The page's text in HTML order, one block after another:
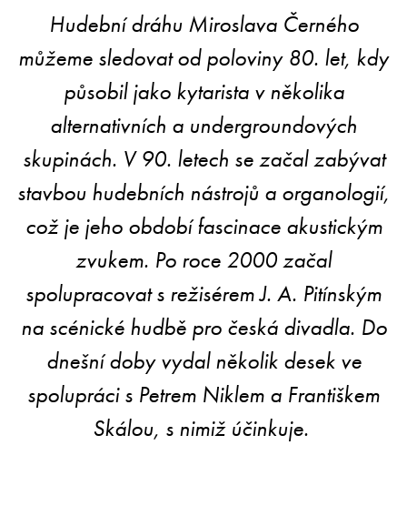
Hudební dráhu Miroslava Černého
můžeme sledovat od poloviny 80. let, kdy
působil jako kytarista v několika
alternativních a undergroundových
skupinách. V 90. letech se začal zabývat
stavbou hudebních nástrojů a organologií,
což je jeho období fascinace akustickým
zvukem. Po roce 2000 začal
spolupracovat s režisérem J. A. Pitínským
na scénické hudbě pro česká divadla. Do
dnešní doby vydal několik desek ve
spolupráci s Petrem Niklem a Františkem
Skálou, s nimiž účinkuje.